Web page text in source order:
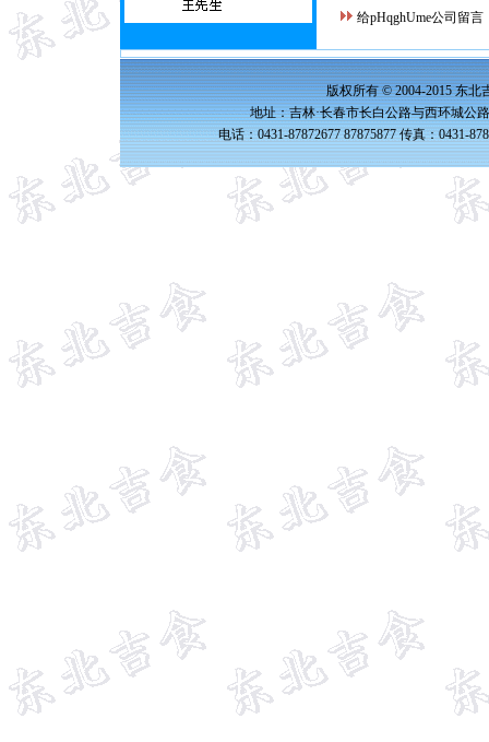
给pHqghUme公司留言
版权所有 © 2004-2015 东北
地址：吉林·长春市长白公路与西环城公
电话：0431-87872677 87875877 传真：0431-